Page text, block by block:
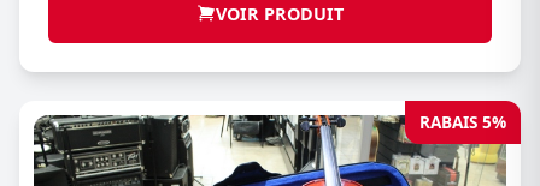
VOIR PRODUIT
RABAIS 5%